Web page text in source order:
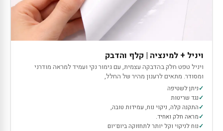
ויניל + למינציה | קלף והדבק
ויניל טפט חלק בהדבקה עצמית, עם גימור נקי ועמיד למראה מודרני
ומסודר. מתאים לרענון מהיר של החלל,
ניתן לשטיפה
נגד שריטות
התקנה קלה, ניקוי נוח, עמידות טובה,
מראה חלק ואחיד.
נוח לניקוי וקל יותר לתחזוקה ביום־יום